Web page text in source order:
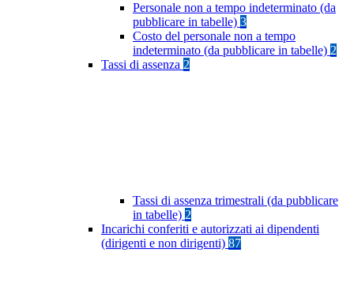
Personale non a tempo indeterminato (da
pubblicare in tabelle) 3
Costo del personale non a tempo
indeterminato (da pubblicare in tabelle) 2
Tassi di assenza 2
Tassi di assenza trimestrali (da pubblicare
in tabelle) 2
Incarichi conferiti e autorizzati ai dipendenti
(dirigenti e non dirigenti) 87